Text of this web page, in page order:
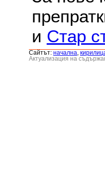
и Стар
Сайтът: началнa
Актуализация на